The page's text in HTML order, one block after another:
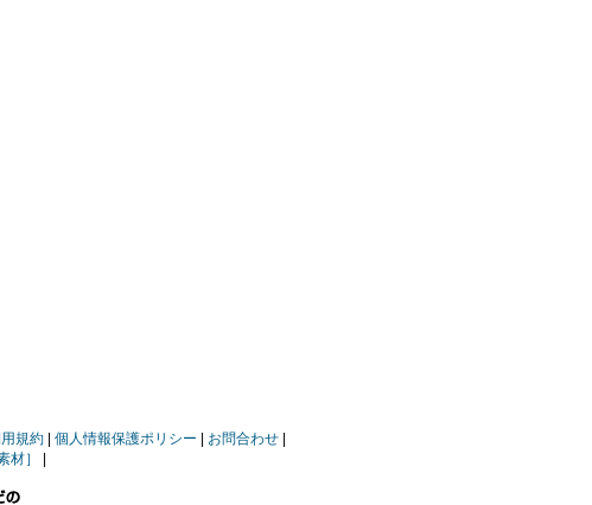
規約 個人情報保護ポリシー
お問合わせ
］